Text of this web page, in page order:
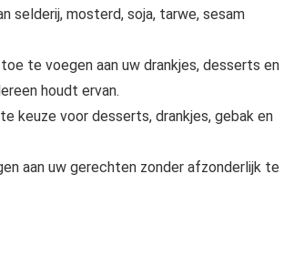
selderij, mosterd, soja, tarwe, sesam
te voegen aan uw drankjes, desserts en
houdt ervan.
keuze voor desserts, drankjes, gebak en
aan uw gerechten zonder afzonderlijk te